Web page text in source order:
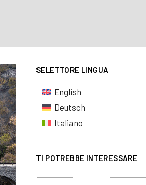
SELETTORE LINGUA
English
Deutsch
Italiano
TI POTREBBE INTERESSARE